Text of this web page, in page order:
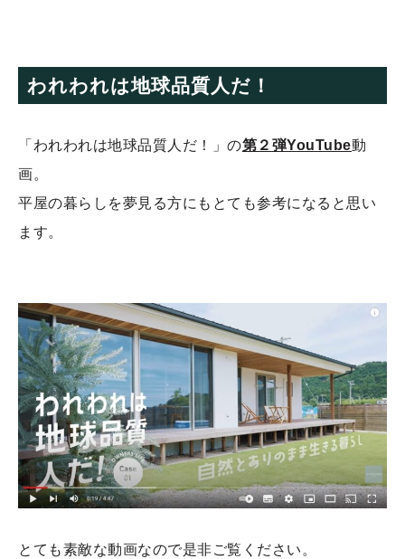
われわれは地球品質人だ！
「われわれは地球品質人だ！」の第２弾YouTube動
画。
平屋の暮らしを夢見る方にもとても参考になると思い
ます。
とても素敵な動画なので是非ご覧ください。